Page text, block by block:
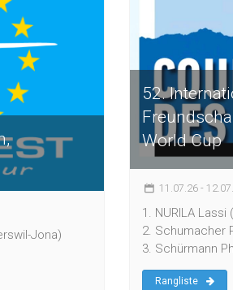
Jona)
52.
World Cup
11.07.26 -
1. NURILA Lassi
2. Schumacher
3. Schürmann
Rangliste